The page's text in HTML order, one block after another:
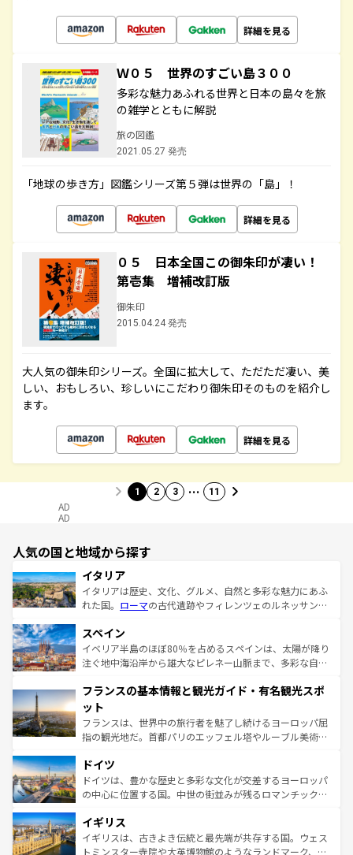
詳細を見る
Ｗ０５ 世界のすごい島３００
多彩な魅力あふれる世界と日本の島々を旅
の雑学とともに解説
旅の図鑑
2021.05.27 発売
「地球の歩き方」図鑑シリーズ第５弾は世界の「島」！
詳細を見る
０５ 日本全国この御朱印が凄い！
第壱集 増補改訂版
御朱印
2015.04.24 発売
大人気の御朱印シリーズ。全国に拡大して、ただただ凄い、美
しい、おもしろい、珍しいにこだわり御朱印そのものを紹介し
ます。
詳細を見る
1 2 3 … 11
AD
AD
人気の国と地域から探す
イタリア
イタリアは歴史、文化、グルメ、自然と多彩な魅力にあふ
れた国。 ローマの古代遺跡やフィレンツェのルネッサンス
ろん、トスカーナの美しい田園風景やアマルフィ海岸の絶
景など、自然景観も見逃せない。観光の合間には、本場の
ピザやパスタなど、絶品のイタリア料理を堪能することも
ませてくれるイタリアで、忘れられない旅をしてみよう！
なお、新着のイタリア情報は
しい。
スペイン
イベリア半島のほぼ80％を占めるスペインは、太陽が降り
注ぐ地中海沿岸から雄大なピレネー山脈まで、多彩な自然
文化が根付くこの国では、情熱的なフラメンコ、熱気あふ
れる闘牛、そして美味しいタパスが生活の一部となってい
る。首都マドリードの洗練された雰囲気や、バルセロナの
アートに溢れた街角から、地方では古代ローマ遺跡や中世
せる。地方によって風土や気候が異なるスペインはその個
性で訪れる人を魅了する。 なお、新着のスペイン情報は コ
ンテンツ一覧を参照してほしい。
フランスの基本情報と観光ガイド・有名観光スポ
ット
フランスは、世界中の旅行者を魅了し続けるヨーロッパ屈
指の観光地だ。首都パリのエッフェル塔やルーブル美術館
で、幅広い魅力が詰まっている。華麗な宮殿、歴史的な大
聖堂、美しいビーチ、そして豊かな自然が、訪れる者を心
から魅了する。また、フランスは美食の国としても知ら
いる。シャンパンの発祥地であるランス、プロヴァンスの
香り高いラベンダー畑など、多彩な楽しみ方が可能だ。さ
らに、パリ以外の地域にも魅力が溢れており、どの街角に
ドイツ
ドイツは、豊かな歴史と多彩な文化が交差するヨーロッパ
の中心に位置する国。中世の街並みが残るロマンチック街
顔を持つこの国は、どこを歩いても飽きることがない。ベ
ルリンの文化的活気、バイエルン州のアルプスの絶景、そ
してライン川沿いのワイン畑といった風景は必見。ビール
イギリス
イギリスは、古きよき伝統と最先端が共存する国。ウェス
トミンスター寺院や大英博物館のようなランドマーク、歴